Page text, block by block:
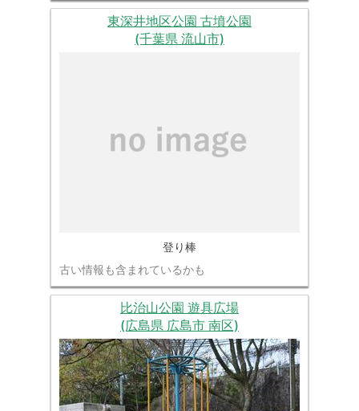
東深井地区公園 古墳公園
(千葉県 流山市)
登り棒
古い情報も含まれているかも
比治山公園 遊具広場
(広島県 広島市 南区)